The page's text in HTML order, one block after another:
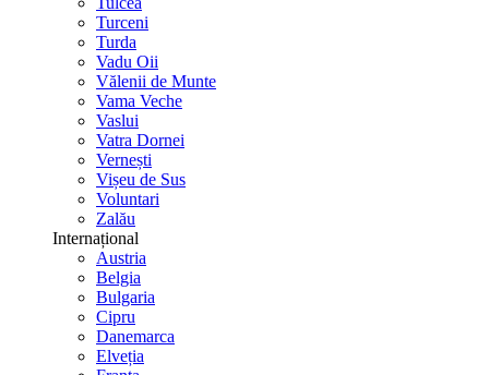
Turceni
Turda
Vadu Oii
Vălenii de Munte
Vama Veche
Vaslui
Vatra Dornei
Vernești
Vișeu de Sus
Voluntari
Zalău
Internațional
Austria
Belgia
Bulgaria
Cipru
Danemarca
Elveția